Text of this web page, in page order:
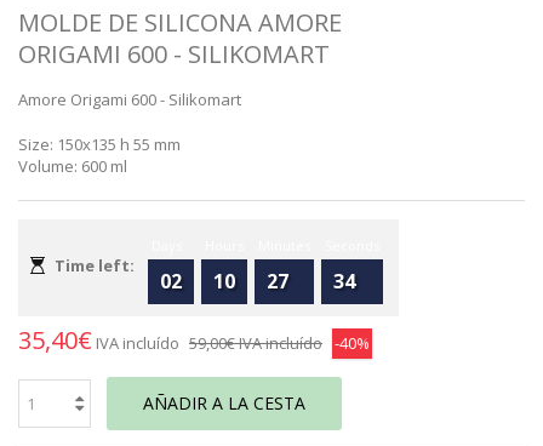
MOLDE DE SILICONA AMORE
ORIGAMI 600 - SILIKOMART
Amore Origami 600 - Silikomart
Size: 150x135 h 55 mm
Volume: 600 ml
Time left:
02 10 27 34
35,40€ IVA incluído 59,00€IVA incluído -40%
AÑADIR A LA CESTA